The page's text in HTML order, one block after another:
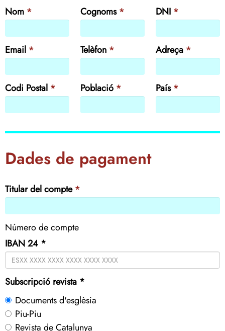
Nom * Cognoms* DNI *
Email * Telèfon * Adreça *
Codi Postal * Població * País*
Dades de pagament
Titular del compte*
Número de compte
IBAN 24 *
Subscripció revista *
Documents d'esglèsia
Piu-Piu
Revista de Catalunya